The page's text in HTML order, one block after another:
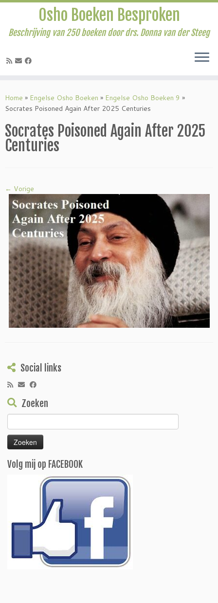
naar
inhoud
Osho Boeken Besproken
Beschrijving van 250 boeken door drs. Donna van der Steeg
Home » Engelse Osho Boeken » Engelse Osho Boeken 9 »
Socrates Poisoned Again After 2025 Centuries
Socrates Poisoned Again After 2025
Centuries
← Vorige
Social links
Zoeken
naar:
Volg mij op FACEBOOK